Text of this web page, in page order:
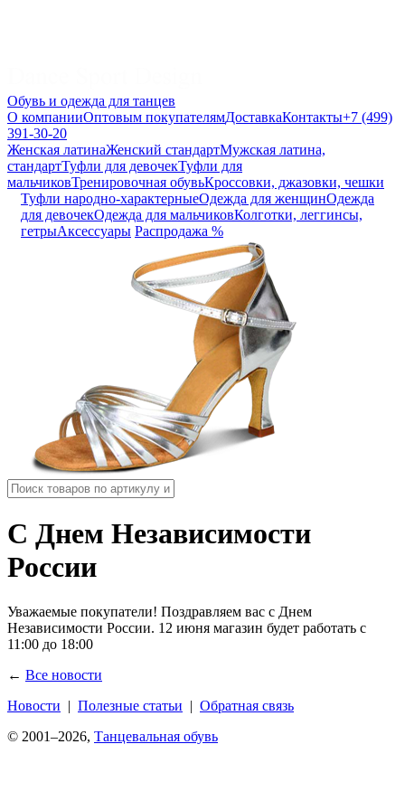
Обувь и одежда для танцев
О компанииОптовым покупателямДоставкаКонтакты+7 (499)
391-30-20
Женская латинаЖенский стандартМужская латина,
стандартТуфли для девочекТуфли для
мальчиковТренировочная обувьКроссовки, джазовки, чешки
Туфли народно-характерныеОдежда для женщинОдежда
для девочекОдежда для мальчиковКолготки, леггинсы,
гетрыАксессуары Распродажа %
С Днем Независимости
России
Уважаемые покупатели! Поздравляем вас с Днем
Независимости России. 12 июня магазин будет работать с
11:00 до 18:00
← Все новости
Новости | Полезные статьи | Обратная связь
© 2001–2026, Танцевальная обувь